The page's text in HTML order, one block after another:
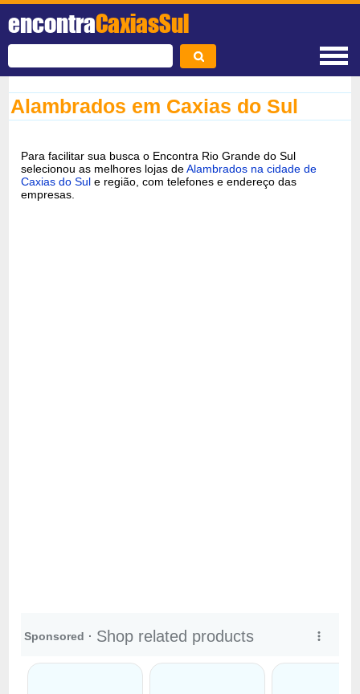
encontraCaxiasSul
Alambrados em Caxias do Sul
Para facilitar sua busca o Encontra Rio Grande do Sul
selecionou as melhores lojas deAlambrados na cidade de
Caxias do Sul e região, com telefones e endereço das
empresas.